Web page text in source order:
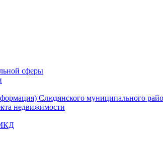
сферы
Слюдянского муниципального
недвижимости